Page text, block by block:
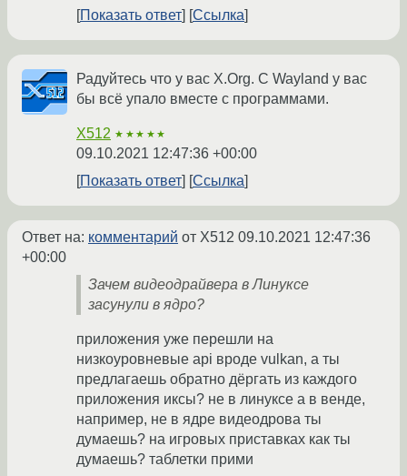
Показать ответ Ссылка
Радуйтесь что у вас X.Org. С Wayland у вас
бы всё упало вместе с программами.
X512 ★★★★★
09.10.2021 12:47:36 +00:00
Показать ответ
Ссылка
Ответ на: комментарий от X512 09.10.2021 12:47:36
+00:00
Зачем видеодрайвера в Линуксе
засунули в ядро?
приложения уже перешли на
низкоуровневые api вроде vulkan, а ты
предлагаешь обратно дёргать из каждого
приложения иксы? не в линуксе а в венде,
например, не в ядре видеодрова ты
думаешь? на игровых приставках как ты
думаешь? таблетки прими